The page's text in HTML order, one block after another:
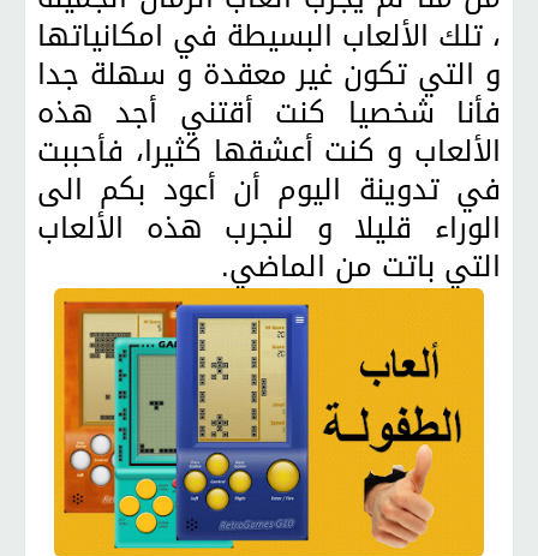
، تلك الألعاب البسيطة في امكانياتها
و التي تكون غير معقدة و سهلة جدا
فأنا شخصيا كنت أقتني أجد هذه
الألعاب و كنت أعشقها كثيرا، فأحببت
في تدوينة اليوم أن أعود بكم الى
الوراء قليلا و لنجرب هذه الألعاب
التي باتت من الماضي.